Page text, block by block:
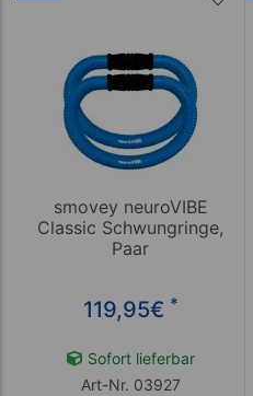
smovey neuroVIBE
Classic Schwungringe,
Paar
119,95€ *
Sofort lieferbar
Art-Nr. 03927